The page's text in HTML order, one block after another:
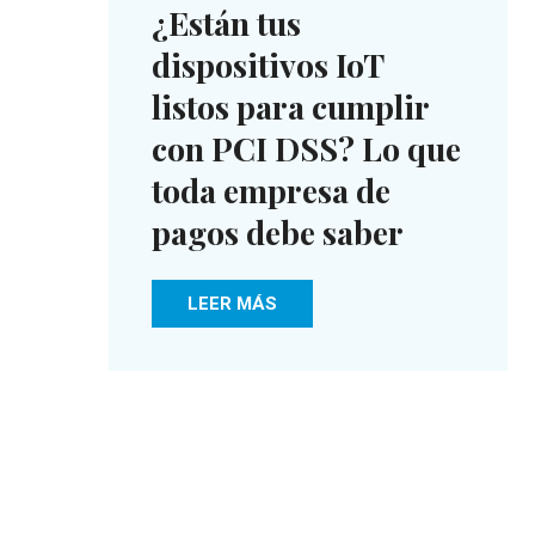
¿Están tus
dispositivos IoT
listos para cumplir
con PCI DSS? Lo que
toda empresa de
pagos debe saber
LEER MÁS